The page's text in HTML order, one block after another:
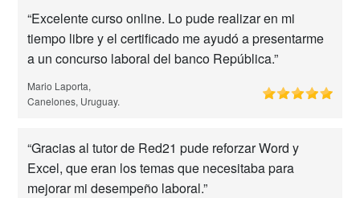
“Excelente curso online. Lo pude realizar en mi
tiempo libre y el certificado me ayudó a presentarme
a un concurso laboral del banco República.”
Mario Laporta,
Canelones, Uruguay.
“Gracias al tutor de Red21 pude reforzar Word y
Excel, que eran los temas que necesitaba para
mejorar mi desempeño laboral.”